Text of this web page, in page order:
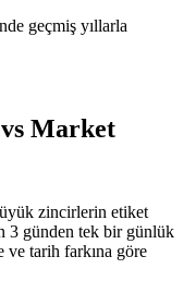
geçmiş yıllarla
Market
zincirlerin etiket
3 günden tek bir günlük
ve tarih farkına göre